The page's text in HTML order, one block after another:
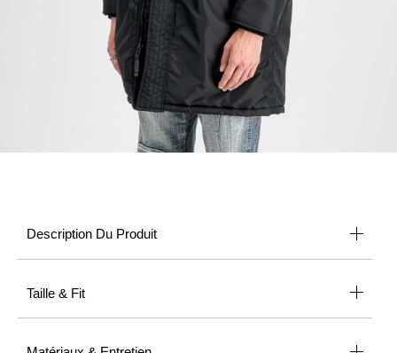
Description Du Produit
Taille & Fit